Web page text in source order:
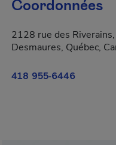
Coordonnées
2128 rue des
Desmaures, Québec,
418 955-6446